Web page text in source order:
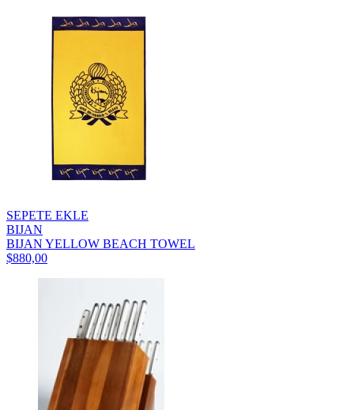
SEPETE EKLE
BIJAN
BIJAN YELLOW BEACH TOWEL
$880,00